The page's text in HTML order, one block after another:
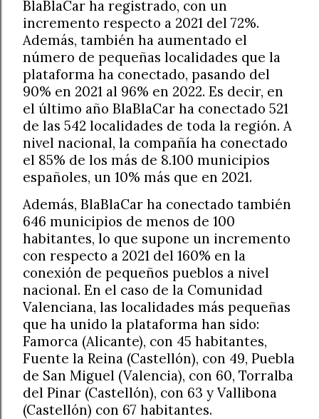
BlaBlaCar ha registrado, con un
incremento respecto a 2021 del 72%.
Además, también ha aumentado el
número de pequeñas localidades que la
plataforma ha conectado, pasando del
90% en 2021 al 96% en 2022. Es decir, en
el último año BlaBlaCar ha conectado 521
de las 542 localidades de toda la región. A
nivel nacional, la compañía ha conectado
el 85% de los más de 8.100 municipios
españoles, un 10% más que en 2021.
Además, BlaBlaCar ha conectado también
646 municipios de menos de 100
habitantes, lo que supone un incremento
con respecto a 2021 del 160% en la
conexión de pequeños pueblos a nivel
nacional. En el caso de la Comunidad
Valenciana, las localidades más pequeñas
que ha unido la plataforma han sido:
Famorca (Alicante), con 45 habitantes,
Fuente la Reina (Castellón), con 49, Puebla
de San Miguel (Valencia), con 60, Torralba
del Pinar (Castellón), con 63 y Vallibona
(Castellón) con 67 habitantes.